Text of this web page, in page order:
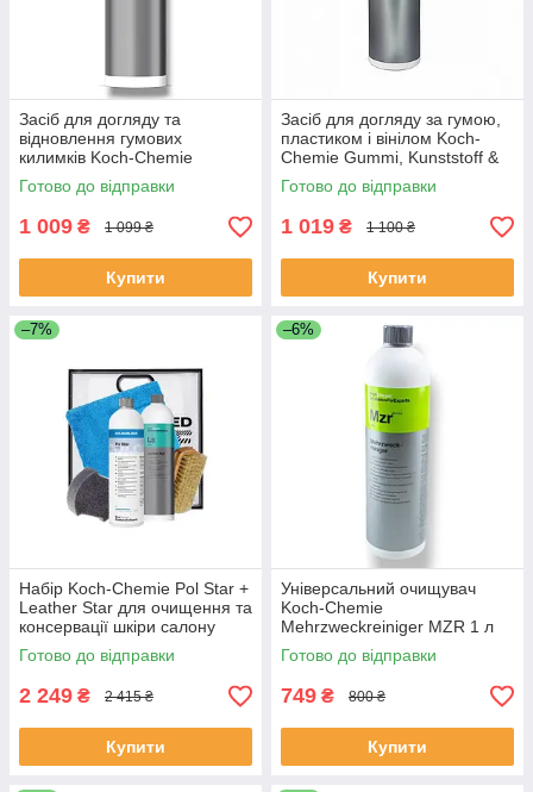
Засіб для догляду та
відновлення гумових
килимків Koch-Chemie
Gummifix 1 л
Готово до відправки
1 009 ₴ 1 099 ₴
Купити
Засіб для догляду за гумою,
пластиком і вінілом Koch-
Chemie Gummi, Kunststoff &
Vinylpflege 1 л
Готово до відправки
1 019 ₴ 1 100 ₴
Купити
–7%
Набір Koch-Chemie Pol Star +
Leather Star для очищення та
консервації шкіри салону
авто
Готово до відправки
2 249 ₴ 2 415 ₴
Купити
–6%
Універсальний очищувач
Koch-Chemie
Mehrzweckreiniger MZR 1 л
для салону авто
Готово до відправки
749 ₴ 800 ₴
Купити